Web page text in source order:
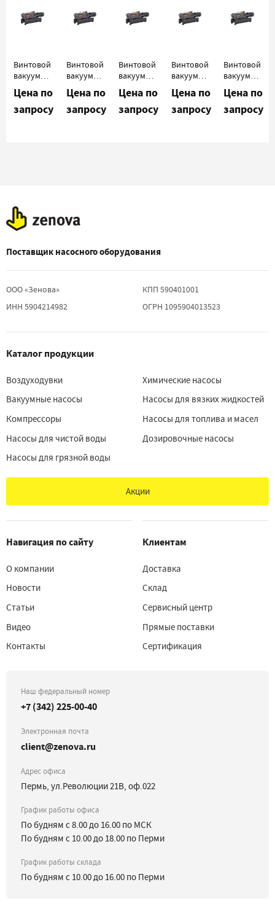
Винтовой
вакуумный
Busch NC
0100 B
Цена по
запросу
Винтовой
вакуумный
Busch NC
0200 B
Цена по
запросу
Винтовой
вакуумный
Busch NC
0300 B
Цена по
запросу
Винтовой
вакуумный
Busch NC
0400 B
Цена по
запросу
Винтовой
вакуумный
Busch NC
0630 B
Цена по
запросу
Поставщик насосного оборудования
ООО «Зенова»
ИНН 5904214982
КПП 590401001
ОГРН 1095904013523
Каталог продукции
Воздуходувки
Вакуумные насосы
Компрессоры
Насосы для чистой воды
Насосы для грязной воды
Химические насосы
Насосы для вязких жидкостей
Насосы для топлива и масел
Дозировочные насосы
Акции
Навигация по сайту
О компании
Новости
Статьи
Видео
Контакты
Клиентам
Доставка
Склад
Сервисный центр
Прямые поставки
Сертификация
Наш федеральный номер
+7 (342) 225-00-40
Электронная почта
client@zenova.ru
Адрес офиса
Пермь, ул.Революции 21В, оф.022
График работы офиса
По будням с 8.00 до 16.00 по МСК
По будням с 10.00 до 18.00 по Перми
График работы склада
По будням с 10.00 до 16.00 по Перми